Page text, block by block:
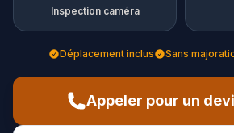
Inspection caméra
Déplacement inclus Sans
Appeler pour un